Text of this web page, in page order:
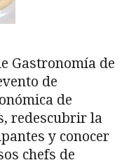
Gastronomía de
de
de
redescubrir la
y conocer
chefs de